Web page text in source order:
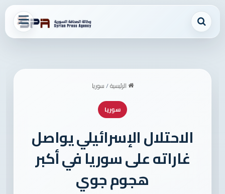
القائمة بحث عن
الرئيسية/سوريا
سوريا
الاحتلال الإسرائيلي يواصل
غاراته على سوريا في أكبر
هجوم جوي